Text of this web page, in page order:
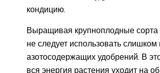
кондицию.
Выращивая крупноплодные сорта
не следует использовать слишком
азотосодержащих удобрений. В
вся энергия растения уходит на